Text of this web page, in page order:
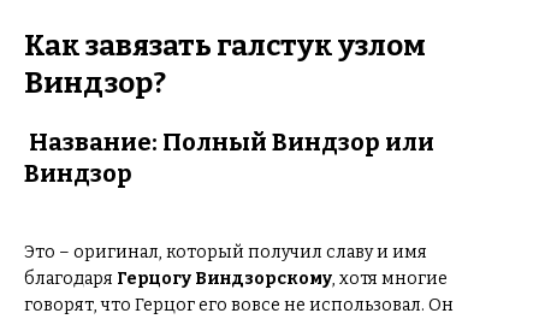
Как завязать галстук узлом
Виндзор?
Название: Полный Виндзор или
Виндзор
Это – оригинал, который получил славу и имя
благодаря Герцогу Виндзорскому, хотя многие
говорят, что Герцог его вовсе не использовал. Он